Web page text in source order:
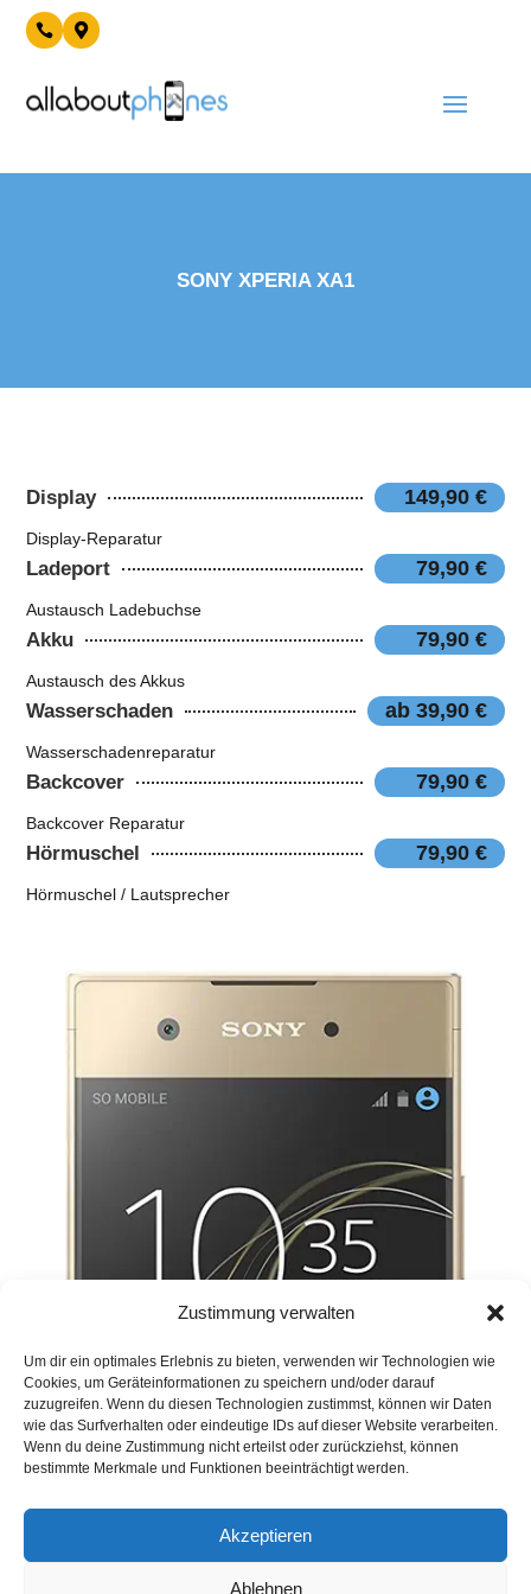
Zustimmung verwalten
Um dir ein optimales Erlebnis zu bieten, verwenden wir Technologien wie
Cookies, um Geräteinformationen zu speichern und/oder darauf
zuzugreifen. Wenn du diesen Technologien zustimmst, können wir Daten
wie das Surfverhalten oder eindeutige IDs auf dieser Website verarbeiten.
Wenn du deine Zustimmung nicht erteilst oder zurückziehst, können
bestimmte Merkmale und Funktionen beeinträchtigt werden.
Akzeptieren
Ablehnen
 
SONY XPERIA XA1
Display 149,90 €
Display-Reparatur
Ladeport 79,90 €
Austausch Ladebuchse
Akku 79,90 €
Austausch des Akkus
Wasserschaden ab 39,90 €
Wasserschadenreparatur
Backcover 79,90 €
Backcover Reparatur
Hörmuschel 79,90 €
Hörmuschel / Lautsprecher